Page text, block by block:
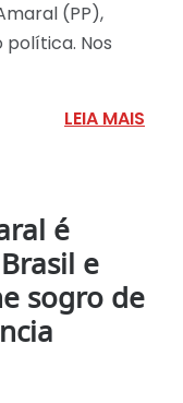
(PP),
Nos
LEIA MAIS
é
e
sogro de